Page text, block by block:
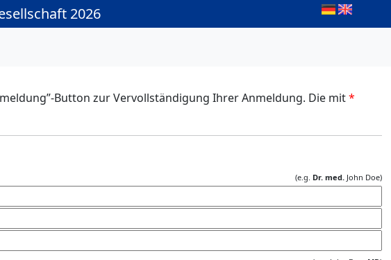
2026
Button zur Vervollständigung Ihrer Anmeldung. Die mit*
(e.g. Dr. med. John Doe)